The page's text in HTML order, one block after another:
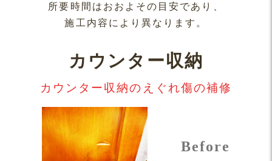
所要時間はおおよその目安であり、
施工内容により異なります。
カウンター収納
カウンター収納のえぐれ傷の補修
Before